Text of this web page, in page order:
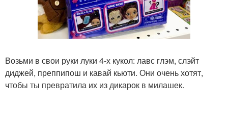
Возьми в свои руки луки 4-х кукол: лавс глэм, слэйт
диджей, преппипош и кавай кьюти. Они очень хотят,
чтобы ты превратила их из дикарок в милашек.